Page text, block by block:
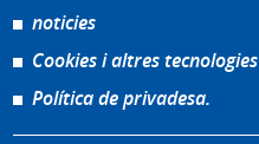
noticies
Cookies i altres tecnologies
Política de privadesa.